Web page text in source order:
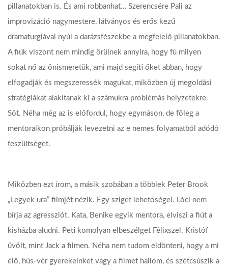
pillanatokban is. És ami robbanhat… Szerencsére Pali az
improvizáció nagymestere, látványos és erős kezű
dramaturgiával nyúl a darázsfészekbe a megfelelő pillanatokban.
A fiúk viszont nem mindig örülnek annyira, hogy fú milyen
sokat nő az önismeretük, ami majd segíti őket abban, hogy
elfogadják és megszeressék magukat, miközben új megoldási
stratégiákat alakítanak ki a számukra problémás helyzetekre.
Sőt. Néha még az is előfordul, hogy egymáson, de főleg a
mentoraikon próbálják levezetni az e nemes folyamatból adódó
feszültséget.
Miközben ezt írom, a másik szobában a többiek Peter Brook
„Legyek ura” filmjét nézik. Egy sziget lehetőségei. Lóci nem
bírja az agressziót. Kata, Benike egyik mentora, elviszi a fiút a
kisházba aludni. Peti komolyan elbeszélget Félixszel. Kristóf
üvölt, mint Jack a filmen. Néha nem tudom eldönteni, hogy a mi
élő, hús-vér gyerekeinket vagy a filmet hallom, és szétcsúszik a